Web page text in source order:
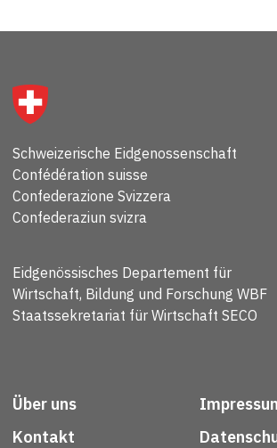
Schweizerische Eidgenossenschaft
Confédération suisse
Confederazione Svizzera
Confederaziun svizra
Eidgenössisches Departement für
Wirtschaft, Bildung und Forschung WBF
Staatssekretariat für Wirtschaft SECO
Über uns
Kontakt